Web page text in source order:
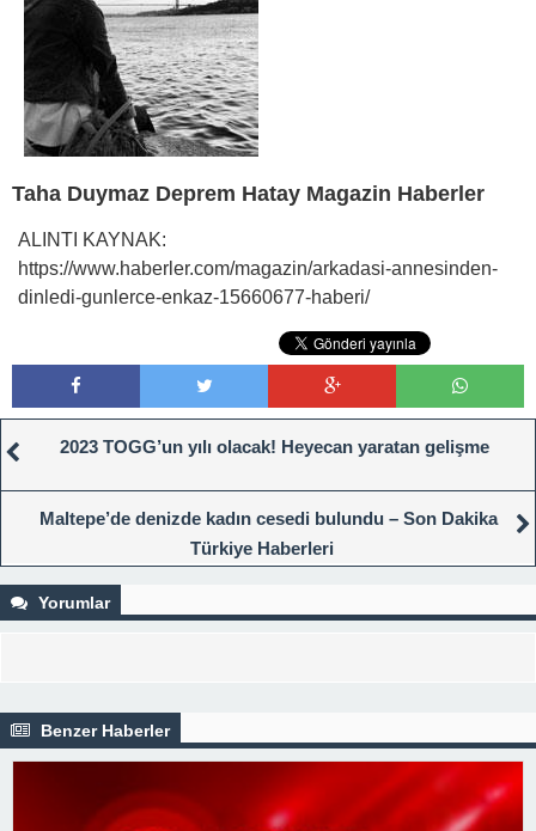
Taha Duymaz Deprem Hatay Magazin Haberler
ALINTI KAYNAK:
https://www.haberler.com/magazin/arkadasi-annesinden-
dinledi-gunlerce-enkaz-15660677-haberi/
2023 TOGG’un yılı olacak! Heyecan yaratan gelişme
Maltepe’de denizde kadın cesedi bulundu – Son Dakika
Türkiye Haberleri
Yorumlar
Benzer Haberler